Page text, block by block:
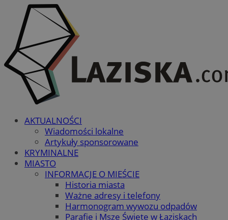
AKTUALNOŚCI
Wiadomości lokalne
Artykuły sponsorowane
KRYMINALNE
MIASTO
INFORMACJE O MIEŚCIE
Historia miasta
Ważne adresy i telefony
Harmonogram wywozu odpadów
Parafie i Msze Święte w Łaziskach